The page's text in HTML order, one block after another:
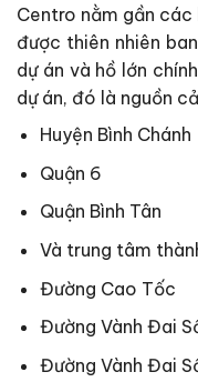
Centro nằm gần các
được thiên nhiên
dự án và hồ lớn
dự án, đó là nguồn
Huyện Bình Chánh
Quận 6
Quận Bình Tân
Và trung tâm
Đường Cao Tốc
Đường Vành Đai
Đường Vành Đai